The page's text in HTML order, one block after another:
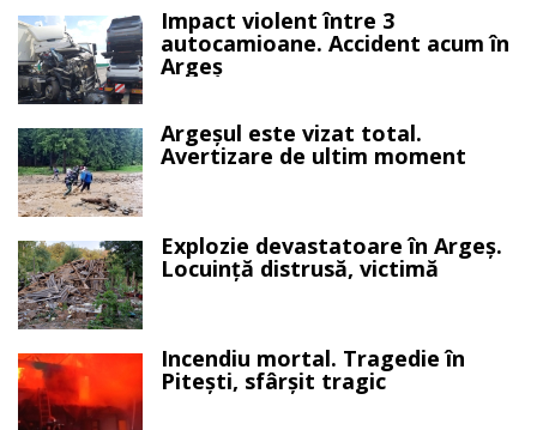
Impact violent între 3
autocamioane. Accident acum în
Argeș
Argeșul este vizat total.
Avertizare de ultim moment
Explozie devastatoare în Argeș.
Locuință distrusă, victimă
Incendiu mortal. Tragedie în
Pitești, sfârșit tragic